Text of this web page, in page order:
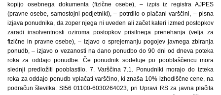
kopijo osebnega dokumenta (fizične osebe), – izpis iz registra AJPES
(pravne osebe, samostojni podjetniki), – potrdilo o plačani varščini, – pisna
izjava ponudnika, da zoper njega ni uveden ali začet kateri izmed postopkov
zaradi insolventnosti oziroma postopkov prisilnega prenehanja (velja za
fizične in pravne osebe), – izjavo o sprejemanju pogojev javnega zbiranja
ponudb, – izjavo o vezanosti na dano ponudbo do 90 dni od dneva poteka
roka za oddajo ponudbe. Če ponudnik sodeluje po pooblaščencu mora
slednji predložiti pooblastilo. 7. Varščina 7.1. Ponudniki morajo do izteka
roka za oddajo ponudb vplačati varščino, ki znaša 10% izhodiščne cene, na
podračun številka: SI56 01100-6030264023, pri Upravi RS za javna plačila